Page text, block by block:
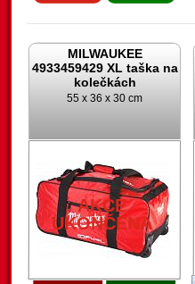
MILWAUKEE
4933459429 XL taška na
kolečkách
55 x 36 x 30 cm
AKCE
UKONČENA